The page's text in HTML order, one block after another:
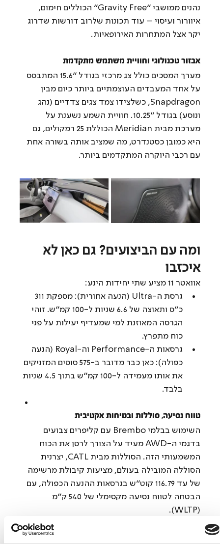
נהנים ממושבי "Gravity Free" הכוללים חימום,
איוורור ועיסוי – עוד תכונות שלרוב דורשות שדרוג
יקר אצל המתחרות האירופאיות.
אבזור טכנולוגי וחוויית משתמש מתקדמת
מערך המסכים כולל צג מרכזי בגודל "15.6 המתבסס
על אחד המעבדים העוצמתיים ביותר כיום מבין
Snapdragon, כשלצידו צמד צגים צדדיים (נהג
ונוסע) בגודל "10.25. חוויית השמע נשענת על
מערכת מבית Meridian הכוללת 25 רמקולים, גם
היא כמובן כסטנדרט, מה שמציב אותה בשורה אחת
עם רכבי היוקרה המתקדמים ביותר.
ומה עם הביצועים? גם כאן לא
איכזבו
אוואטר 11 מציע שתי יחידות הינע:
כ"ס ותאוצה של 6.6 שניות ל-100 קמ"ש. זוהי
הגרסה המאוזנת למי שמעדיף יעילות על פני
כוח מתפרץ.
גרסאות ה-Performance וה-Royal (הנעה
כפולה): כאן כבר מדובר ב-575 סוסים המזניקים
את אותו מעמידה ל-100 קמ"ש בתוך 4.5 שניות
בלבד.
טווח נסיעה, סוללות ובטיחות אקטיבית
השימוש בבלמי Brembo עם קליפרים צבועים
בדגמי ה-AWD מעיד על הצורך לרסן את הכוח
המשמעותי הזה. הסוללות מבית CATL, יצרנית
הסוללה המובילה בעולם, מציעות קיבולת מרשימה
של עד 116.79 קוט"ש בגרסאות ההנעה הכפולה, עם
הבטחה לטווח נסיעה מקסימלי של 540 ק"מ
(WLTP).